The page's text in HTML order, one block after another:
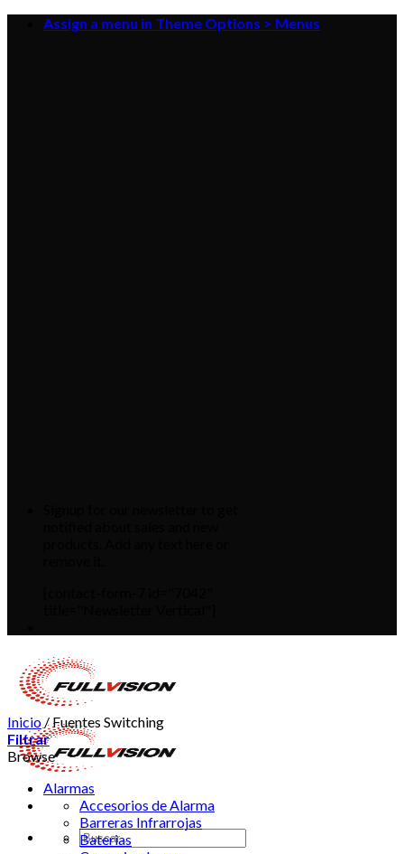
Assign a menu in Theme Options > Menus
Buscar
Inicio / Fuentes Switching
Filtrar
Browse
Alarmas
Accesorios de Alarma
Barreras Infrarrojas
Baterias